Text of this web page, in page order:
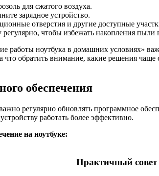
для сжатого воздуха.
зарядное устройство.
отверстия и другие доступные
чтобы избежать накопления пыли
работы ноутбука в домашних условиях»
обратить внимание, какие решения
обеспечения
регулярно обновлять программное
работать более эффективно.
на ноутбуке:
Практичный совет